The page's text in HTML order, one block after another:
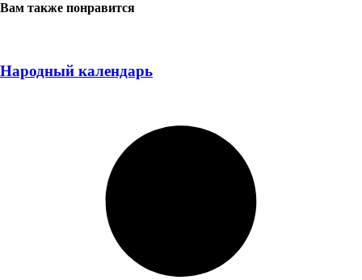
Вам также понравится
Народный календарь